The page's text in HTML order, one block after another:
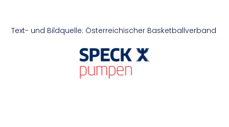
Text- und Bildquelle: Österreichischer Basketballverband